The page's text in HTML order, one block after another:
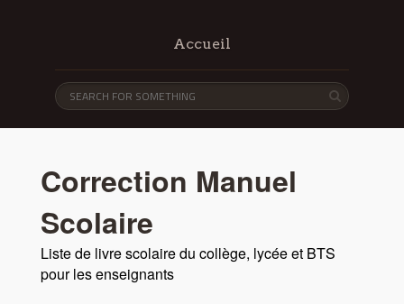
Accueil
Correction Manuel
Scolaire
Liste de livre scolaire du collège, lycée et BTS
pour les enseignants